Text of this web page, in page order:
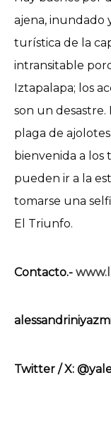
ajena, inundado
turística de la
intransitable
Iztapalapa; los
son un
plaga de
bienvenida a los
pueden ir a la
tomarse una
El Triunfo.
Contacto.-
Twitter / X: